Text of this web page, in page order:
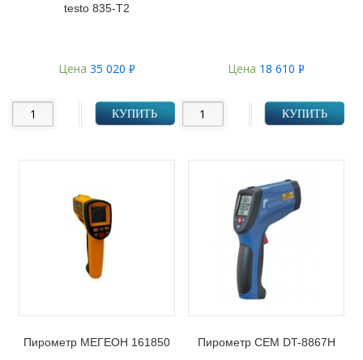
testo 835-T2
Цена 35 020 Р
КУПИТЬ
Цена 18 610Р
КУПИТЬ
Пирометр МЕГЕОН 161850 Пирометр CEM DT-8867H